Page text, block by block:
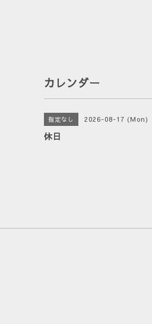
カレンダー
指定なし 2026-08-17 (Mon)
休日